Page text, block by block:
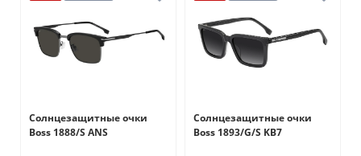
Солнцезащитные очки
Boss 1888/S ANS
Солнцезащитные очки
Boss 1893/G/S KB7